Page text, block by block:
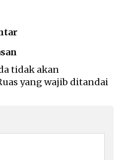
tidak akan
yang wajib ditandai